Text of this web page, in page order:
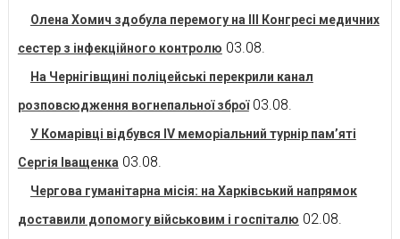
Олена Хомич здобула перемогу на ІІІ Конгресі медичних
сестер з інфекційного контролю 03.08.
На Чернігівщині поліцейські перекрили канал
розповсюдження вогнепальної зброї 03.08.
У Комарівці відбувся IV меморіальний турнір пам’яті
Сергія Іващенка 03.08.
Чергова гуманітарна місія: на Харківський напрямок
доставили допомогу військовим і госпіталю 02.08.